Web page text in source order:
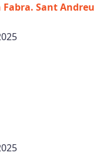
Sant Andreu